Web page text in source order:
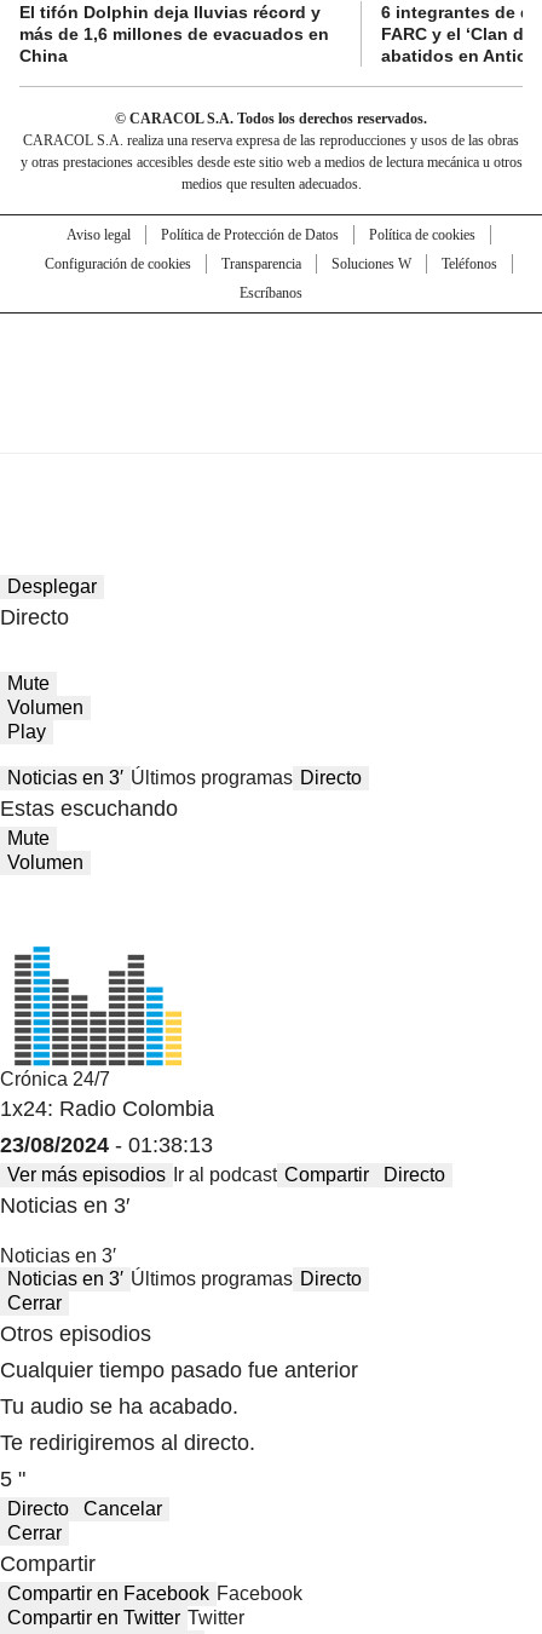
El tifón Dolphin deja lluvias récord y
más de 1,6 millones de evacuados en
China
6 integrantes de
FARC y el ‘Clan
abatidos en
© CARACOL S.A. Todos los derechos reservados.
CARACOL S.A. realiza una reserva expresa de las reproducciones y usos de las obras
y otras prestaciones accesibles desde este sitio web a medios de lectura mecánica u otros
medios que resulten adecuados.
Aviso legal Política de Protección de Datos
Política de cookies
Configuración de cookies
Transparencia Soluciones W
Teléfonos
Escríbanos
Desplegar
Directo
Mute
Volumen
Play
Noticias en 3′ Últimos programas Directo
Estas escuchando
Mute
Volumen
Crónica 24/7
1x24: Radio Colombia
23/08/2024 - 01:38:13
Ver más episodios Ir al podcast Compartir Directo
Noticias en 3′
Noticias en 3′
Noticias en 3′ Últimos programas Directo
Cerrar
Otros episodios
Cualquier tiempo pasado fue anterior
Tu audio se ha acabado.
Te redirigiremos al directo.
5 "
Directo
Cancelar
Cerrar
Compartir
Compartir en Facebook Facebook
Compartir en Twitter Twitter